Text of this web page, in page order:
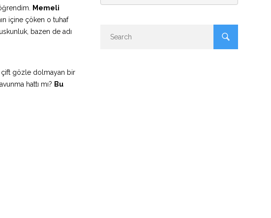
Memeli
içine çöken o tuhaf
bazen de adı
çift gözle dolmayan bir
hattı mı? Bu